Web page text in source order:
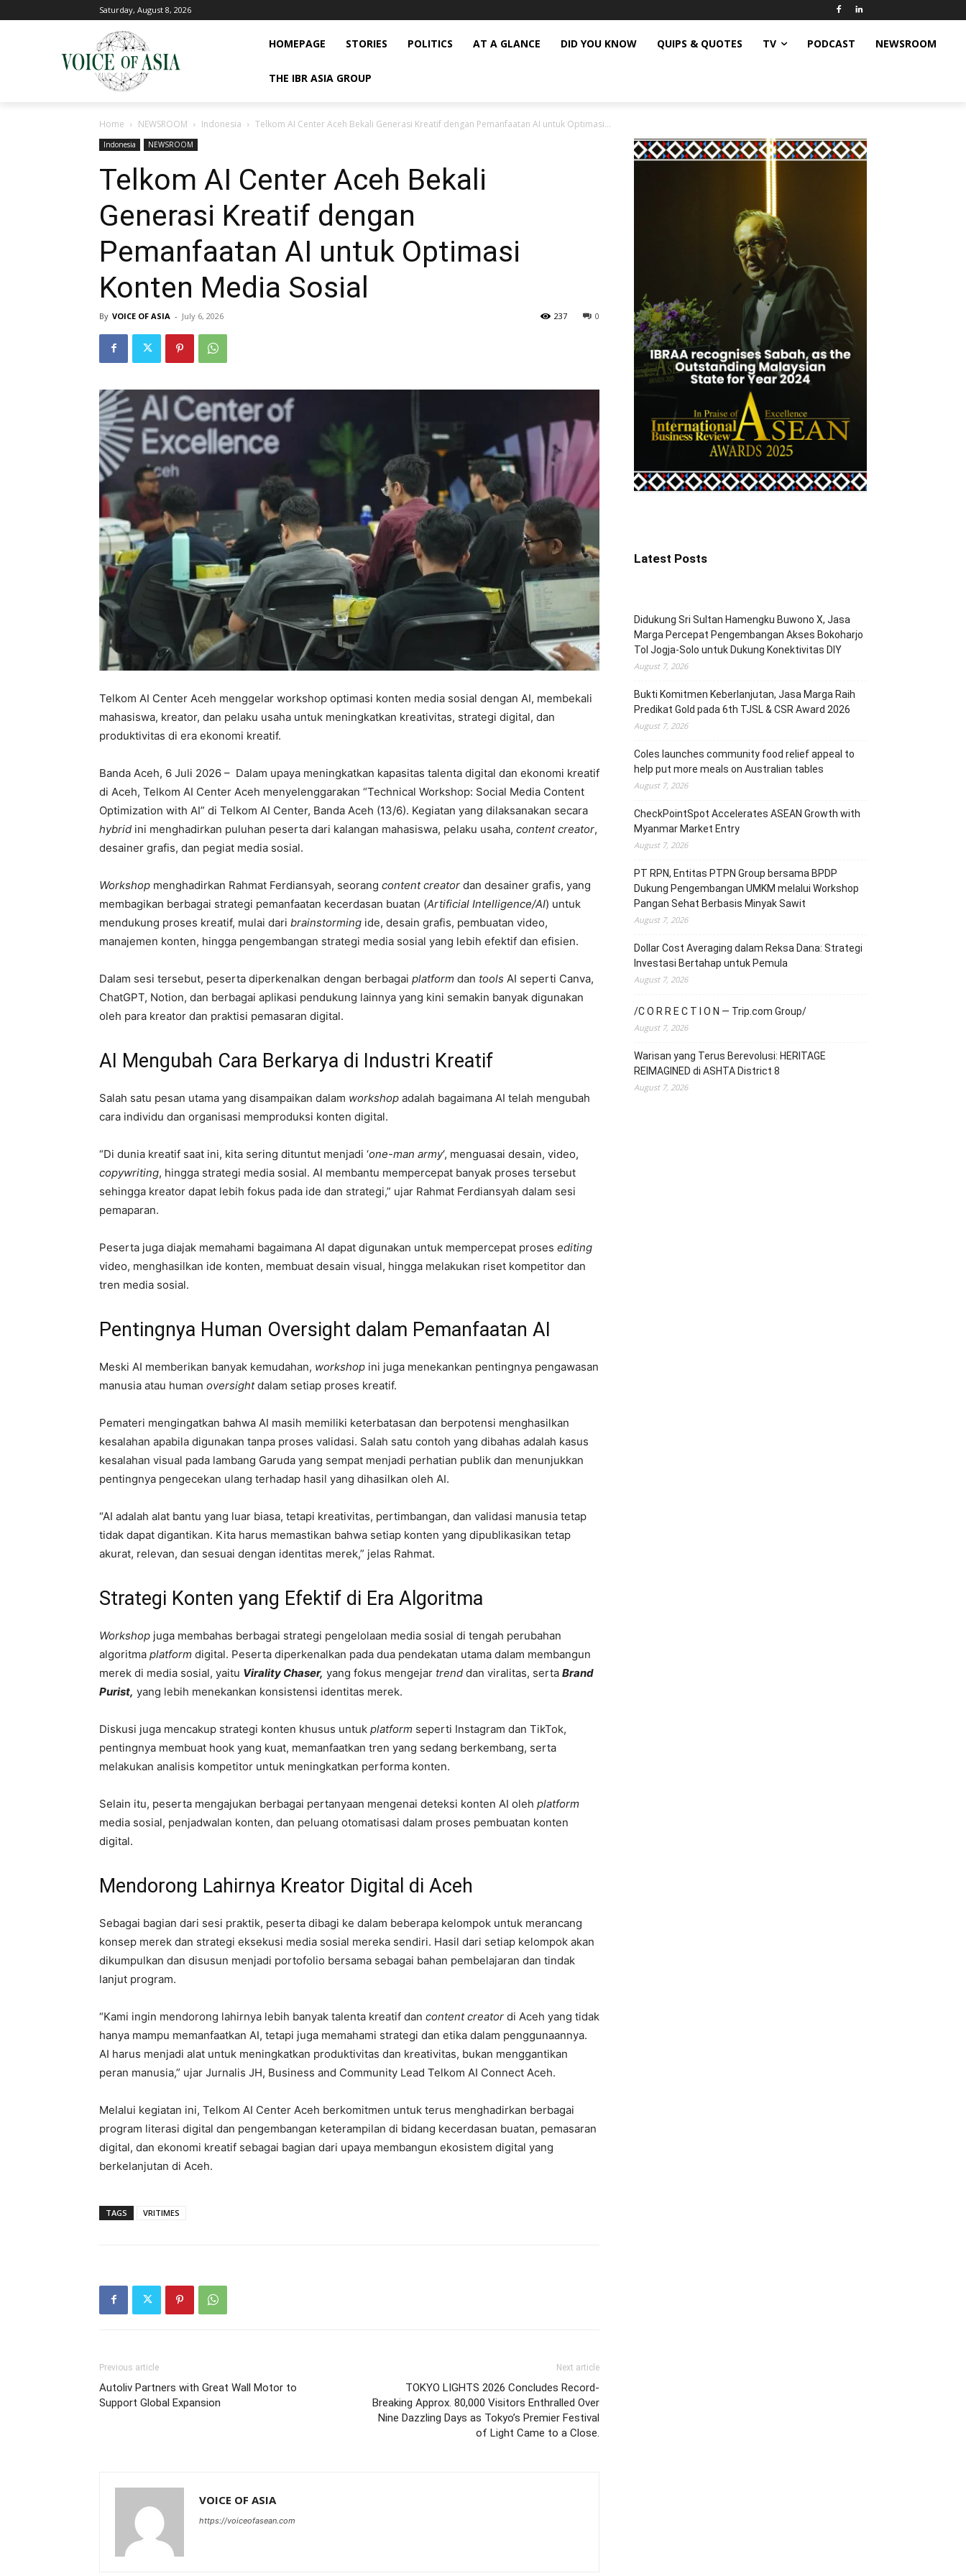
Saturday, August 8, 2026
HOMEPAGE STORIES POLITICS AT A GLANCE DID YOU KNOW QUIPS & QUOTES TV PODCAST NEWSROOM
THE IBR ASIA GROUP
Home NEWSROOM Indonesia Telkom AI Center Aceh Bekali Generasi Kreatif dengan Pemanfaatan AI untuk Optimasi...
Indonesia NEWSROOM
Telkom AI Center Aceh Bekali
Generasi Kreatif dengan
Pemanfaatan AI untuk Optimasi
Konten Media Sosial
By VOICE OF ASIA - July 6, 2026 0
237
Telkom AI Center Aceh menggelar workshop optimasi konten media sosial dengan AI, membekali
mahasiswa, kreator, dan pelaku usaha untuk meningkatkan kreativitas, strategi digital, dan
produktivitas di era ekonomi kreatif.
Banda Aceh, 6 Juli 2026 – Dalam upaya meningkatkan kapasitas talenta digital dan ekonomi kreatif
di Aceh, Telkom AI Center Aceh menyelenggarakan “Technical Workshop: Social Media Content
Optimization with AI” di Telkom AI Center, Banda Aceh (13/6). Kegiatan yang dilaksanakan secara
hybrid ini menghadirkan puluhan peserta dari kalangan mahasiswa, pelaku usaha, content creator,
desainer grafis, dan pegiat media sosial.
Workshop menghadirkan Rahmat Ferdiansyah, seorang content creator dan desainer grafis, yang
membagikan berbagai strategi pemanfaatan kecerdasan buatan (Artificial Intelligence/AI) untuk
mendukung proses kreatif, mulai dari brainstorming ide, desain grafis, pembuatan video,
manajemen konten, hingga pengembangan strategi media sosial yang lebih efektif dan efisien.
Dalam sesi tersebut, peserta diperkenalkan dengan berbagai platform dan tools AI seperti Canva,
ChatGPT, Notion, dan berbagai aplikasi pendukung lainnya yang kini semakin banyak digunakan
oleh para kreator dan praktisi pemasaran digital.
AI Mengubah Cara Berkarya di Industri Kreatif
Salah satu pesan utama yang disampaikan dalam workshop adalah bagaimana AI telah mengubah
cara individu dan organisasi memproduksi konten digital.
“Di dunia kreatif saat ini, kita sering dituntut menjadi ‘one-man army‘, menguasai desain, video,
copywriting, hingga strategi media sosial. AI membantu mempercepat banyak proses tersebut
sehingga kreator dapat lebih fokus pada ide dan strategi,” ujar Rahmat Ferdiansyah dalam sesi
pemaparan.
Peserta juga diajak memahami bagaimana AI dapat digunakan untuk mempercepat proses editing
video, menghasilkan ide konten, membuat desain visual, hingga melakukan riset kompetitor dan
tren media sosial.
Pentingnya Human Oversight dalam Pemanfaatan AI
Meski AI memberikan banyak kemudahan, workshop ini juga menekankan pentingnya pengawasan
manusia atau human oversightdalam setiap proses kreatif.
Pemateri mengingatkan bahwa AI masih memiliki keterbatasan dan berpotensi menghasilkan
kesalahan apabila digunakan tanpa proses validasi. Salah satu contoh yang dibahas adalah kasus
kesalahan visual pada lambang Garuda yang sempat menjadi perhatian publik dan menunjukkan
pentingnya pengecekan ulang terhadap hasil yang dihasilkan oleh AI.
“AI adalah alat bantu yang luar biasa, tetapi kreativitas, pertimbangan, dan validasi manusia tetap
tidak dapat digantikan. Kita harus memastikan bahwa setiap konten yang dipublikasikan tetap
akurat, relevan, dan sesuai dengan identitas merek,” jelas Rahmat.
Strategi Konten yang Efektif di Era Algoritma
Workshop juga membahas berbagai strategi pengelolaan media sosial di tengah perubahan
algoritma platform digital. Peserta diperkenalkan pada dua pendekatan utama dalam membangun
merek di media sosial, yaitu Virality Chaser, yang fokus mengejar trend dan viralitas, serta Brand
Purist, yang lebih menekankan konsistensi identitas merek.
Diskusi juga mencakup strategi konten khusus untuk platform seperti Instagram dan TikTok,
pentingnya membuat hook yang kuat, memanfaatkan tren yang sedang berkembang, serta
melakukan analisis kompetitor untuk meningkatkan performa konten.
Selain itu, peserta mengajukan berbagai pertanyaan mengenai deteksi konten AI oleh platform
media sosial, penjadwalan konten, dan peluang otomatisasi dalam proses pembuatan konten
digital.
Mendorong Lahirnya Kreator Digital di Aceh
Sebagai bagian dari sesi praktik, peserta dibagi ke dalam beberapa kelompok untuk merancang
konsep merek dan strategi eksekusi media sosial mereka sendiri. Hasil dari setiap kelompok akan
dikumpulkan dan disusun menjadi portofolio bersama sebagai bahan pembelajaran dan tindak
lanjut program.
“Kami ingin mendorong lahirnya lebih banyak talenta kreatif dan content creator di Aceh yang tidak
hanya mampu memanfaatkan AI, tetapi juga memahami strategi dan etika dalam penggunaannya.
AI harus menjadi alat untuk meningkatkan produktivitas dan kreativitas, bukan menggantikan
peran manusia,” ujar Jurnalis JH, Business and Community Lead Telkom AI Connect Aceh.
Melalui kegiatan ini, Telkom AI Center Aceh berkomitmen untuk terus menghadirkan berbagai
program literasi digital dan pengembangan keterampilan di bidang kecerdasan buatan, pemasaran
digital, dan ekonomi kreatif sebagai bagian dari upaya membangun ekosistem digital yang
berkelanjutan di Aceh.
TAGS VRITIMES
Previous article
Autoliv Partners with Great Wall Motor to
Support Global Expansion
Next article
TOKYO LIGHTS 2026 Concludes Record-
Breaking Approx. 80,000 Visitors Enthralled Over
Nine Dazzling Days as Tokyo’s Premier Festival
of Light Came to a Close.
VOICE OF ASIA
https://voiceofasean.com
Latest Posts
Didukung Sri Sultan Hamengku Buwono X, Jasa
Marga Percepat Pengembangan Akses Bokoharjo
Tol Jogja-Solo untuk Dukung Konektivitas DIY
August 7, 2026
Bukti Komitmen Keberlanjutan, Jasa Marga Raih
Predikat Gold pada 6th TJSL & CSR Award 2026
August 7, 2026
Coles launches community food relief appeal to
help put more meals on Australian tables
August 7, 2026
CheckPointSpot Accelerates ASEAN Growth with
Myanmar Market Entry
August 7, 2026
PT RPN, Entitas PTPN Group bersama BPDP
Dukung Pengembangan UMKM melalui Workshop
Pangan Sehat Berbasis Minyak Sawit
August 7, 2026
Dollar Cost Averaging dalam Reksa Dana: Strategi
Investasi Bertahap untuk Pemula
August 7, 2026
/C O R R E C T I O N — Trip.com Group/
August 7, 2026
Warisan yang Terus Berevolusi: HERITAGE
REIMAGINED di ASHTA District 8
August 7, 2026